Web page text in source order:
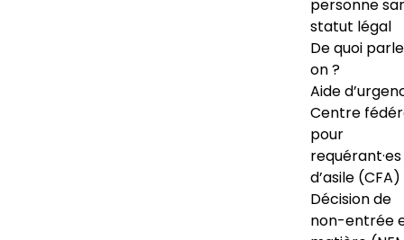
personne
statut légal
De quoi
on ?
Aide
Centre
pour
requérant·es
d’asile (CFA)
Décision de
non-entrée